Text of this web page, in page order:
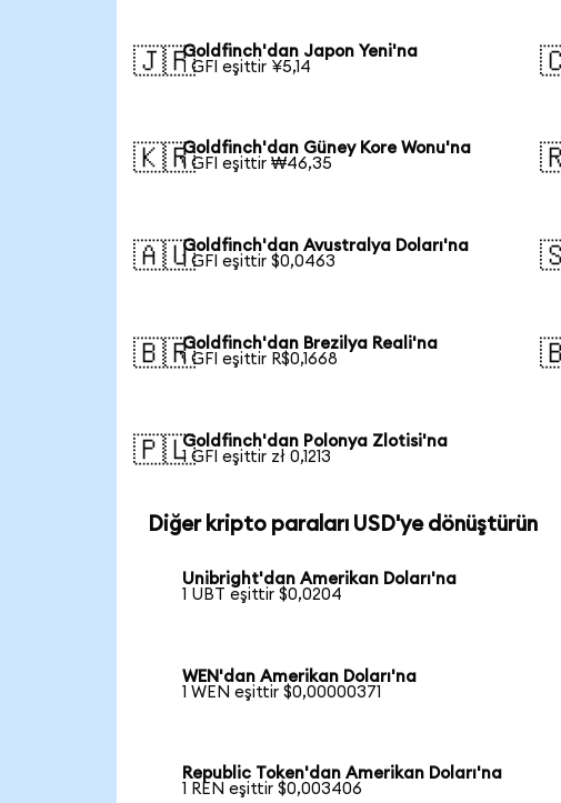
🇯🇵Goldfinch'dan Japon Yeni'na
1 GFI eşittir ¥5,14
🇰🇷Goldfinch'dan Güney Kore Wonu'na
1 GFI eşittir ₩46,35
🇦🇺Goldfinch'dan Avustralya Doları'na
1 GFI eşittir $0,0463
🇧🇷Goldfinch'dan Brezilya Reali'na
1 GFI eşittir R$0,1668
🇵🇱Goldfinch'dan Polonya Zlotisi'na
1 GFI eşittir zł 0,1213
Diğer kripto paraları USD'ye dönüştürün
Unibright'dan Amerikan Doları'na
1 UBT eşittir $0,0204
WEN'dan Amerikan Doları'na
1 WEN eşittir $0,00000371
Republic Token'dan Amerikan Doları'na
1 REN eşittir $0,003406